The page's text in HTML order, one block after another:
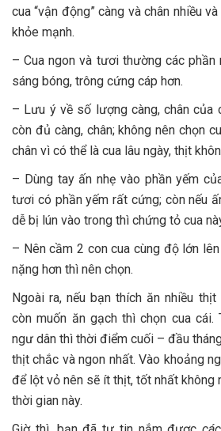
cua “vận động” càng và chân nhiều
khỏe mạnh.
– Cua ngon và tươi thường các phần
sáng bóng, trông cứng cáp hơn.
– Lưu ý về số lượng càng, chân của
còn đủ càng, chân; không nên chọn
chân vì có thể là cua lâu ngày, thịt
– Dùng tay ấn nhẹ vào phần yếm
tươi có phần yếm rất cứng; còn nếu
dễ bị lún vào trong thì chứng tỏ cua
– Nên cầm 2 con cua cùng độ lớn
nặng hơn thì nên chọn.
Ngoài ra, nếu bạn thích ăn nhiều
còn muốn ăn gạch thì chọn cua cái.
ngư dân thì thời điểm cuối – đầu
thịt chắc và ngon nhất. Vào khoảng
để lột vỏ nên sẽ ít thịt, tốt nhất không
thời gian này.